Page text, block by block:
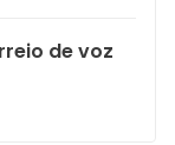
de voz